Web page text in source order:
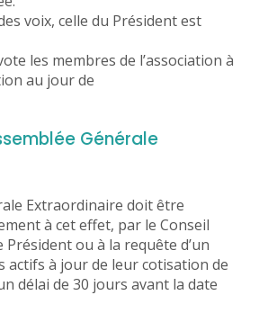
voix, celle du Président est
les membres de l’association à
au jour de
Générale
Extraordinaire doit être
à cet effet, par le Conseil
Président ou à la requête d’un
actifs à jour de leur cotisation de
délai de 30 jours avant la date